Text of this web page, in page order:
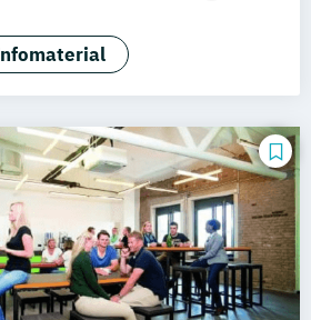
& Medienmanagement
(Duales
(FH)
Hochschulzertifikat